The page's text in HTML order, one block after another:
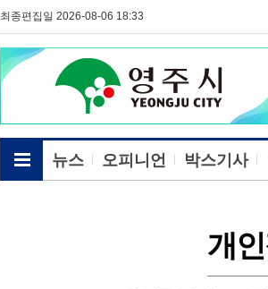
최종편집일 2026-08-06 18:33
뉴스 오피니언 박스기사
전체메뉴보기
개